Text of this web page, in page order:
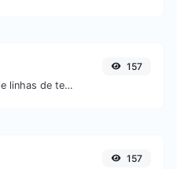
Inverta uma lista de linhas de texto fornecidas.
157
157